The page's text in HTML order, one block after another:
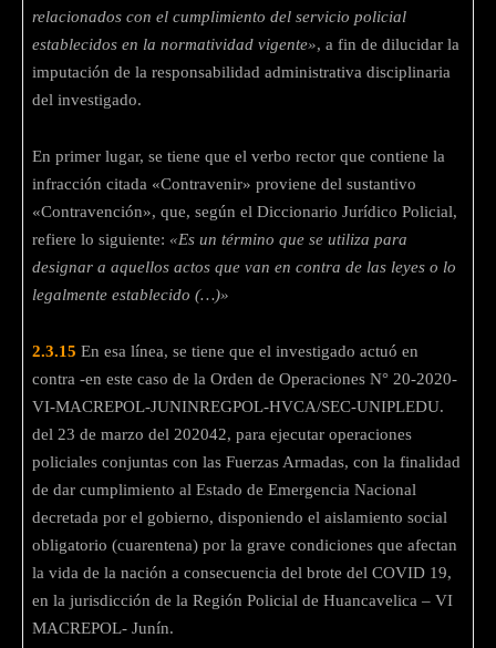
relacionados con el cumplimiento del servicio policial
establecidos en la normatividad vigente», a fin de dilucidar la
imputación de la responsabilidad administrativa disciplinaria
del investigado.
En primer lugar, se tiene que el verbo rector que contiene la
infracción citada «Contravenir» proviene del sustantivo
«Contravención», que, según el Diccionario Jurídico Policial,
refiere lo siguiente: «Es un término que se utiliza para
designar a aquellos actos que van en contra de las leyes o lo
legalmente establecido (…)»
2.3.15 En esa línea, se tiene que el investigado actuó en
contra -en este caso de la Orden de Operaciones N° 20-2020-
VI-MACREPOL-JUNINREGPOL-HVCA/SEC-UNIPLEDU.
del 23 de marzo del 202042, para ejecutar operaciones
policiales conjuntas con las Fuerzas Armadas, con la finalidad
de dar cumplimiento al Estado de Emergencia Nacional
decretada por el gobierno, disponiendo el aislamiento social
obligatorio (cuarentena) por la grave condiciones que afectan
la vida de la nación a consecuencia del brote del COVID 19,
en la jurisdicción de la Región Policial de Huancavelica – VI
MACREPOL- Junín.